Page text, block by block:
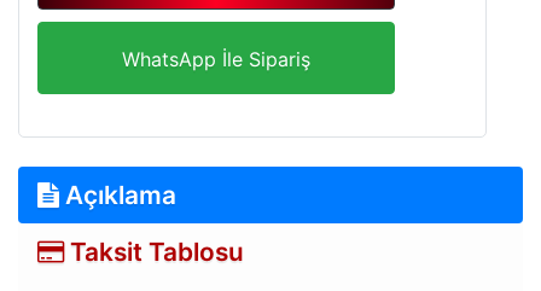
WhatsApp İle Sipariş
Açıklama
Taksit Tablosu